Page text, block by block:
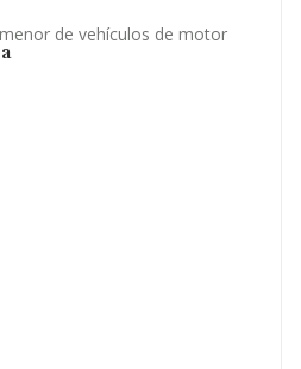
de vehículos de motor